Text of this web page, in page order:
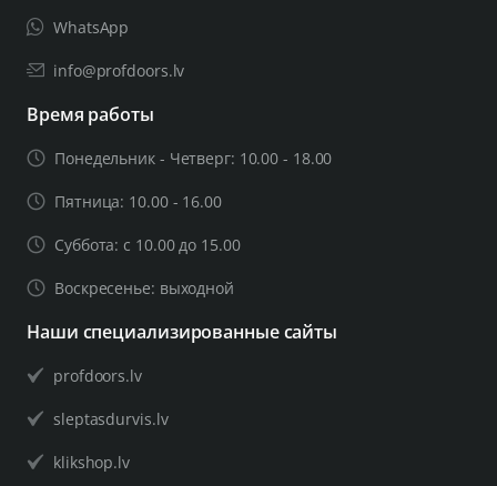
WhatsApp
info@profdoors.lv
Время работы
Понедельник - Четверг: 10.00 - 18.00
Пятница: 10.00 - 16.00
Суббота: с 10.00 до 15.00
Воскресенье: выходной
Наши специализированные сайты
profdoors.lv
sleptasdurvis.lv
klikshop.lv